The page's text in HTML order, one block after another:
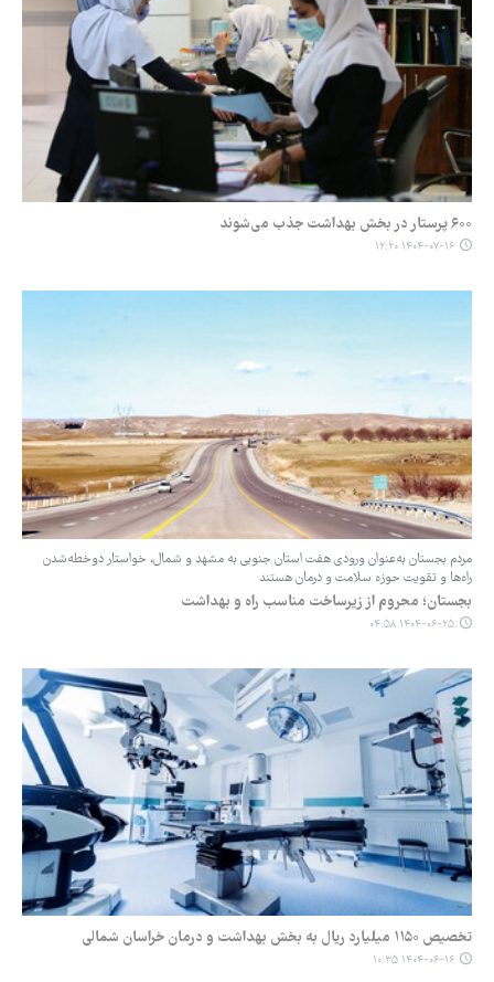
۶۰۰ پرستار در بخش بهداشت جذب می‌شوند
۱۴۰۴-۰۷-۱۶ ۱۲:۲۰
مردم بجستان به‌عنوان ورودی هفت استان جنوبی به مشهد و شمال، خواستار دوخطه‌شدن
راه‌ها و تقویت حوزه سلامت و درمان هستند
بجستان؛ محروم از زیرساخت مناسب راه و بهداشت
۱۴۰۴-۰۶-۲۵ ۰۴:۵۸
تخصیص ۱۱۵۰ میلیارد ریال به بخش بهداشت و درمان خراسان شمالی
۱۴۰۴-۰۶-۱۶ ۱۰:۳۵